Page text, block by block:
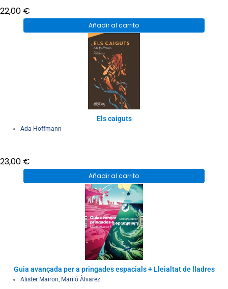
22,00 €
Añadir al carrito
Els caiguts
Ada Hoffmann
23,00 €
Añadir al carrito
Guia avançada per a pringades espacials + Lleialtat de lladres
Alister Mairon, Mariló Àlvarez